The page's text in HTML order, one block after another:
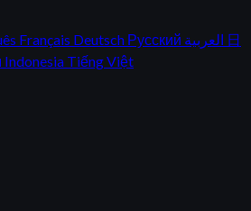
Français Deutsch Русский
日
Indonesia Tiếng Việt